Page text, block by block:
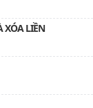
XÓA LIỀN